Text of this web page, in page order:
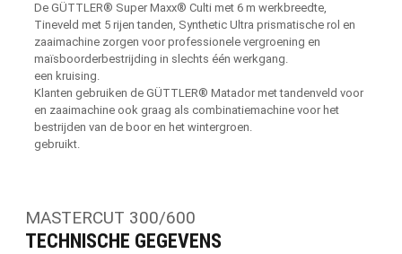
De GÜTTLER® Super Maxx® Culti met 6 m werkbreedte,
Tineveld met 5 rijen tanden, Synthetic Ultra prismatische rol en
zaaimachine zorgen voor professionele vergroening en
maïsboorderbestrijding in slechts één werkgang.
een kruising.
Klanten gebruiken de GÜTTLER® Matador met tandenveld voor
en zaaimachine ook graag als combinatiemachine voor het
bestrijden van de boor en het wintergroen.
gebruikt.
TECHNISCHE GEGEVENS
MASTERCUT 300/600